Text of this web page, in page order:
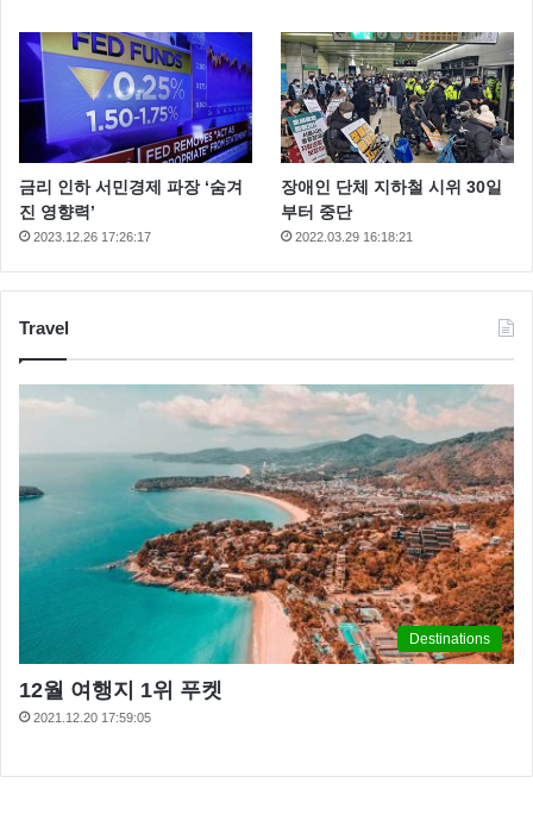
금리 인하 서민경제 파장 ‘숨겨
진 영향력’
2023.12.26 17:26:17
장애인 단체 지하철 시위 30일
부터 중단
2022.03.29 16:18:21
Travel
Destinations
12월 여행지 1위 푸켓
2021.12.20 17:59:05